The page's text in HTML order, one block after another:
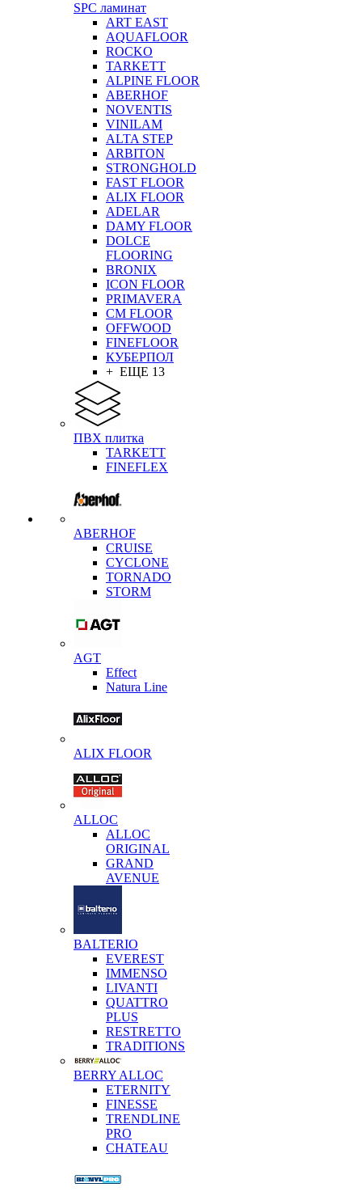
SPC ламинат
ART EAST
AQUAFLOOR
ROCKO
TARKETT
ALPINE FLOOR
ABERHOF
NOVENTIS
VINILAM
ALTA STEP
ARBITON
STRONGHOLD
FAST FLOOR
ALIX FLOOR
ADELAR
DAMY FLOOR
DOLCE
FLOORING
BRONIX
ICON FLOOR
PRIMAVERA
CM FLOOR
OFFWOOD
FINEFLOOR
КУБЕРПОЛ
+ ЕЩЕ 13
ПВХ плитка
TARKETT
FINEFLEX
ABERHOF
CRUISE
CYCLONE
TORNADO
STORM
AGT
Effect
Natura Line
ALIX FLOOR
ALLOC
ALLOC
ORIGINAL
GRAND
AVENUE
BALTERIO
EVEREST
IMMENSO
LIVANTI
QUATTRO
PLUS
RESTRETTO
TRADITIONS
BERRY ALLOC
ETERNITY
FINESSE
TRENDLINE
PRO
CHATEAU